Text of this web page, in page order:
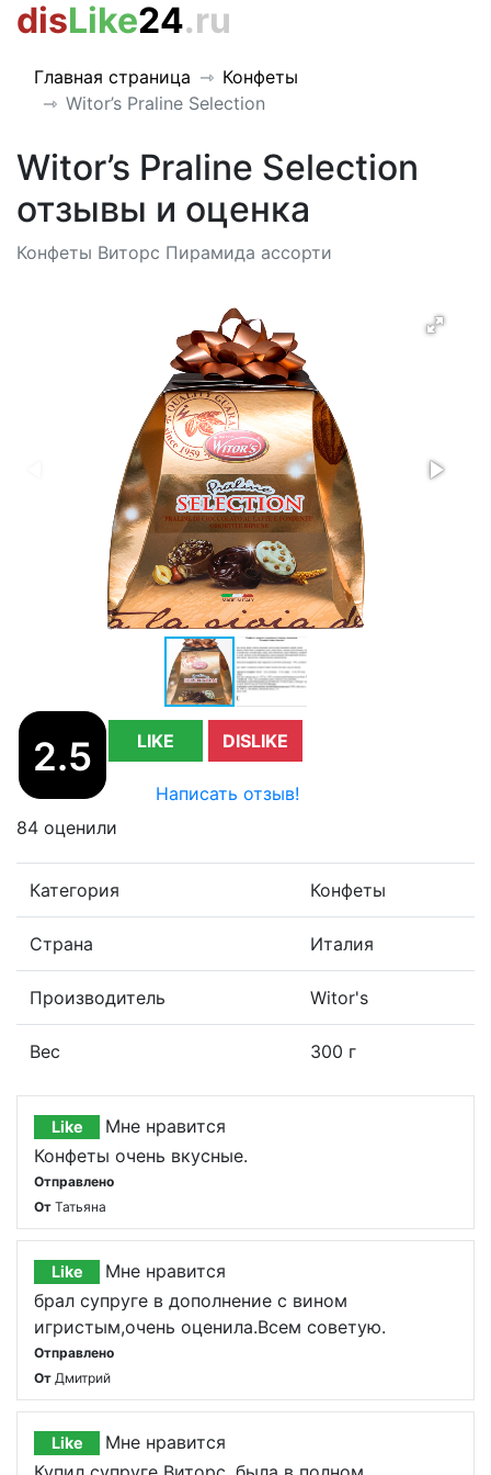
disLike24.ru
Главная страница
Конфеты
Witor’s Praline Selection
Witor’s Praline Selection
отзывы и оценка
Конфеты Виторс Пирамида ассорти
2.5 LIKE DISLIKE
Написать отзыв!
84 оценили
Категория Конфеты
Страна Италия
Производитель Witor's
Вес 300 г
Like
Мне нравится
Конфеты очень вкусные.
Отправлено
От Татьяна
Like
Мне нравится
брал супруге в дополнение с вином
игристым,очень оценила.Всем советую.
Отправлено
От Дмитрий
Like
Мне нравится